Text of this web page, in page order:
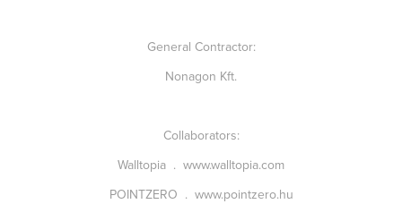
General Contractor:
Nonagon Kft.
Collaborators:
Walltopia . www.walltopia.com
POINTZERO . www.pointzero.hu